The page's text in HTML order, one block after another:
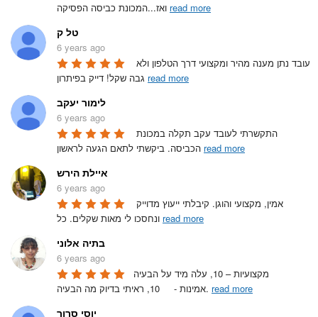
read more
טל ק
6 years ago
read more
לימור יעקב
6 years ago
read more
איילת הירש
6 years ago
read more
בתיה אלוני
6 years ago
מקצועיות – 10, עלה מיד על הבעיה
אמינות -     10, ראיתי בדיוק מה הבעיה. read more
יוסי סרור